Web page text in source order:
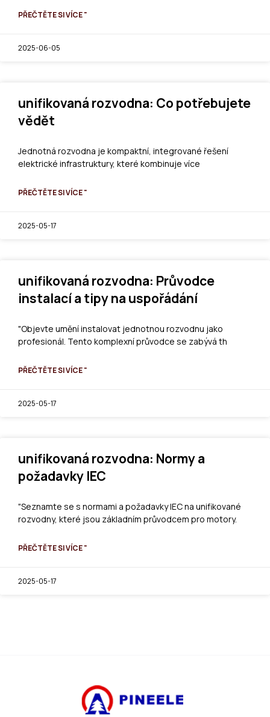
PŘEČTĚTE SI VÍCE "
2025-06-05
unifikovaná rozvodna: Co potřebujete
vědět
Jednotná rozvodna je kompaktní, integrované řešení
elektrické infrastruktury, které kombinuje více
PŘEČTĚTE SI VÍCE "
2025-05-17
unifikovaná rozvodna: Průvodce
instalací a tipy na uspořádání
"Objevte umění instalovat jednotnou rozvodnu jako
profesionál. Tento komplexní průvodce se zabývá th
PŘEČTĚTE SI VÍCE "
2025-05-17
unifikovaná rozvodna: Normy a
požadavky IEC
"Seznamte se s normami a požadavky IEC na unifikované
rozvodny, které jsou základním průvodcem pro motory.
PŘEČTĚTE SI VÍCE "
2025-05-17